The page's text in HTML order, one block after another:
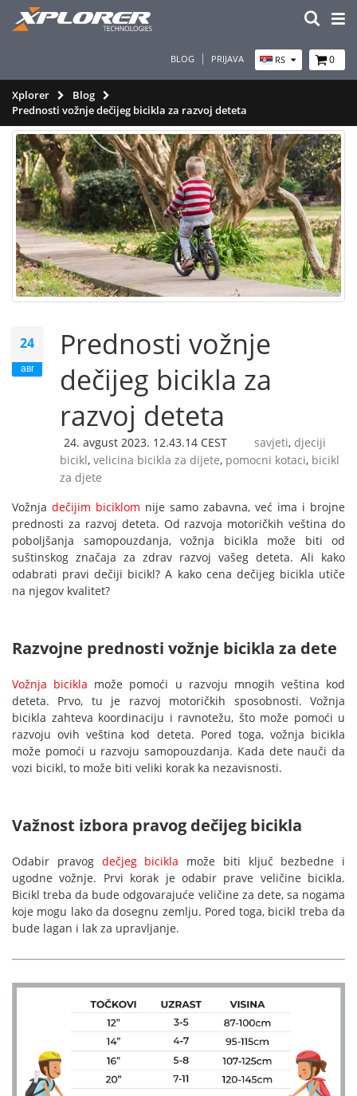
BLOG PRIJAVA RS 0
Xplorer
Blog
Prednosti vožnje dečijeg bicikla za razvoj deteta
24
авг
Prednosti vožnje
dečijeg bicikla za
razvoj deteta
24. avgust 2023. 12.43.14 CEST savjeti, djeciji
bicikl, velicina bicikla za dijete, pomocni kotaci, bicikl
za djete
Vožnja dečijim biciklom nije samo zabavna, već ima i brojne
prednosti za razvoj deteta. Od razvoja motoričkih veština do
poboljšanja samopouzdanja, vožnja bicikla može biti od
suštinskog značaja za zdrav razvoj vašeg deteta. Ali kako
odabrati pravi dečiji bicikl? A kako cena dečijeg bicikla utiče
na njegov kvalitet?
Razvojne prednosti vožnje bicikla za dete
Vožnja bicikla može pomoći u razvoju mnogih veština kod
deteta. Prvo, tu je razvoj motoričkih sposobnosti. Vožnja
bicikla zahteva koordinaciju i ravnotežu, što može pomoći u
razvoju ovih veština kod deteta. Pored toga, vožnja bicikla
može pomoći u razvoju samopouzdanja. Kada dete nauči da
vozi bicikl, to može biti veliki korak ka nezavisnosti.
Važnost izbora pravog dečijeg bicikla
Odabir pravog dečjeg bicikla može biti ključ bezbedne i
ugodne vožnje. Prvi korak je odabir prave veličine bicikla.
Bicikl treba da bude odgovarajuće veličine za dete, sa nogama
koje mogu lako da dosegnu zemlju. Pored toga, bicikl treba da
bude lagan i lak za upravljanje.